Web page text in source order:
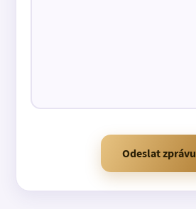
Odeslat zprávu